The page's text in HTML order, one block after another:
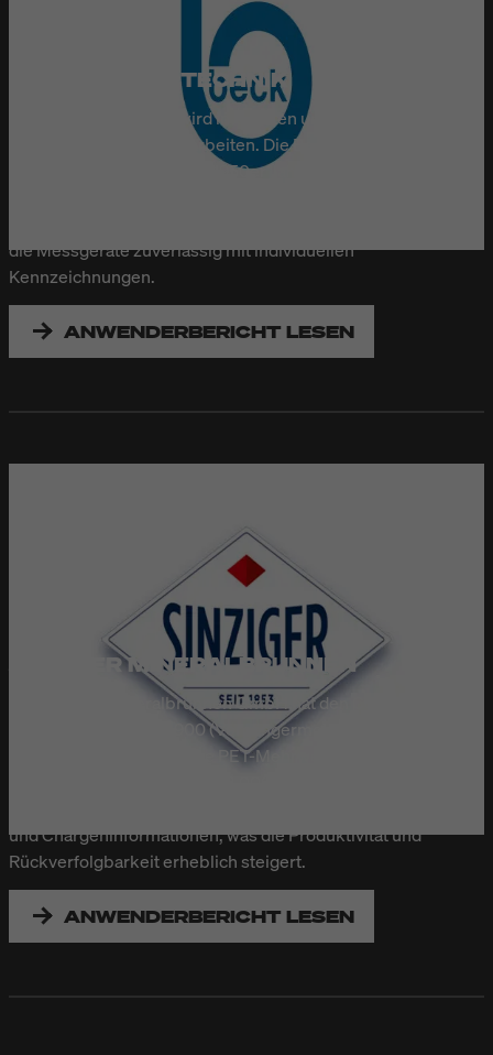
BECK SENSORTECHNIK
Druckkontrolltechnik wird in Geräten und Maschinen
benötigt, die mit Druck arbeiten. Die Beck Sensortechnik
GmbH stellt seit Mitte der 1950er Jahre mechanische
die Messgeräte zuverlässig mit individuellen
Kennzeichnungen.
ANWENDERBERICHT LESEN
SINZIGER MINERALBRUNNEN
Die Sinziger Mineralbrunnen GmbH hat den Continuous-
Inkjet-Drucker Linx 8900 (Vorgängermodell des Linx 9900)
von Bluhm Systeme in ihre PET-Mehrweganlage integriert.
und Chargeninformationen, was die Produktivität und
Rückverfolgbarkeit erheblich steigert.
ANWENDERBERICHT LESEN